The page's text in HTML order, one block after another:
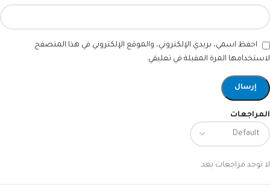
المراجعات
لا توجد مراجعات بعد.
احفظ اسمي، بريدي الإلكتروني، والموقع الإلكتروني في هذا المتصفح
لاستخدامها المرة المقبلة في تعليقي.